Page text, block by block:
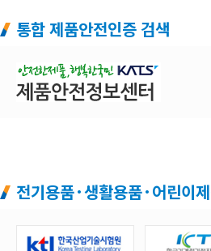
통합 제품안전인증 검색
전기용품·생활용품·어린이